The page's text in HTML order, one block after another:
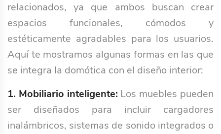
relacionados, ya que ambos buscan crear
espacios funcionales, cómodos y
estéticamente agradables para los usuarios.
Aquí te mostramos algunas formas en las que
se integra la domótica con el diseño interior:
1. Mobiliario inteligente: Los muebles pueden
ser diseñados para incluir cargadores
inalámbricos, sistemas de sonido integrados o